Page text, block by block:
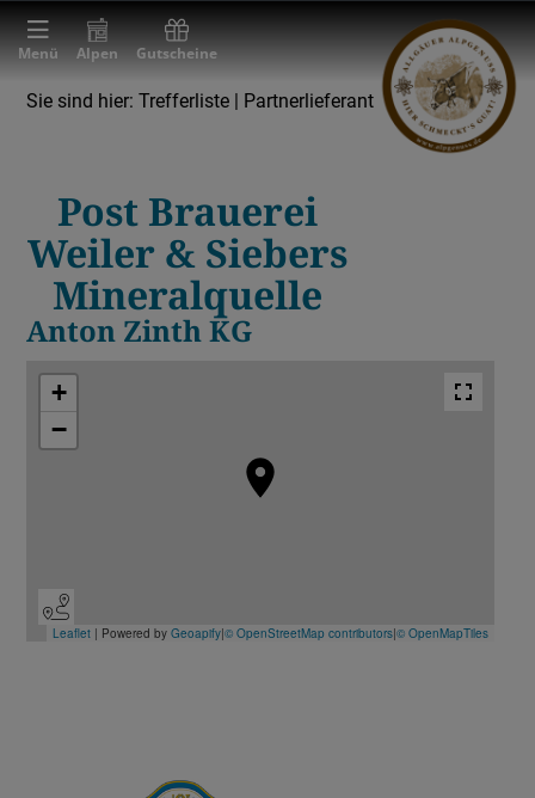
Menü Alpen Gutscheine
Sie sind hier: Trefferliste | Partnerlieferant
Post Brauerei
Weiler & Siebers
Mineralquelle
Anton Zinth KG